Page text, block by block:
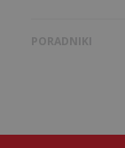
PORADNIKI